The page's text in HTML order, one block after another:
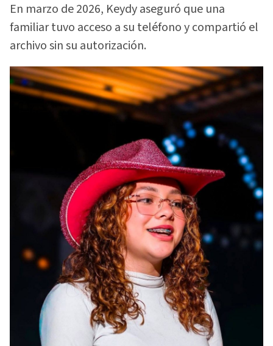
En marzo de 2026, Keydy aseguró que una
familiar tuvo acceso a su teléfono y compartió el
archivo sin su autorización.